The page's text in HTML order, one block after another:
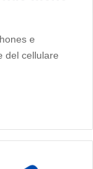
e
del cellulare